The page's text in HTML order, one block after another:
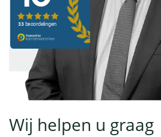
Wij helpen u graag